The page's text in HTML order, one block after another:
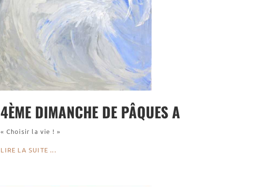
4ÈME DIMANCHE DE PÂQUES A
« Choisir la vie ! »
LIRE LA SUITE ...